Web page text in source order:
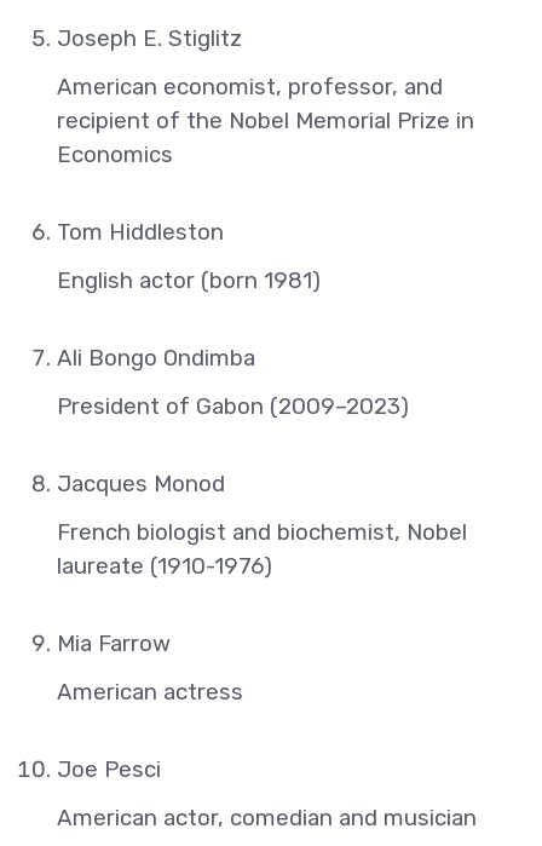
Joseph E. Stiglitz
American economist, professor, and
recipient of the Nobel Memorial Prize in
Economics
Tom Hiddleston
English actor (born 1981)
Ali Bongo Ondimba
President of Gabon (2009–2023)
Jacques Monod
French biologist and biochemist, Nobel
laureate (1910-1976)
Mia Farrow
American actress
Joe Pesci
American actor, comedian and musician